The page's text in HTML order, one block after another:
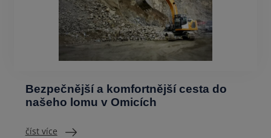
Bezpečnější a komfortnější cesta do
našeho lomu v Omicích
číst více